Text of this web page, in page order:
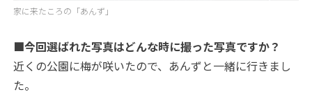
家に来たころの「あんず」
■今回選ばれた写真はどんな時に撮った写真ですか？
近くの公園に梅が咲いたので、あんずと一緒に行きまし
た。